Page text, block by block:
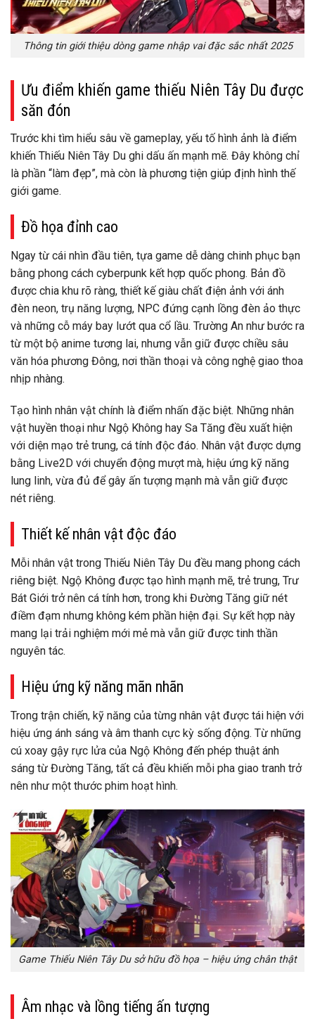
Thông tin giới thiệu dòng game nhập vai đặc sắc nhất 2025
Ưu điểm khiến game thiếu Niên Tây Du được
săn đón
Trước khi tìm hiểu sâu về gameplay, yếu tố hình ảnh là điểm
khiến Thiếu Niên Tây Du ghi dấu ấn mạnh mẽ. Đây không chỉ
là phần “làm đẹp”, mà còn là phương tiện giúp định hình thế
giới game.
Đồ họa đỉnh cao
Ngay từ cái nhìn đầu tiên, tựa game dễ dàng chinh phục bạn
bằng phong cách cyberpunk kết hợp quốc phong. Bản đồ
được chia khu rõ ràng, thiết kế giàu chất điện ảnh với ánh
đèn neon, trụ năng lượng, NPC đứng cạnh lồng đèn ảo thực
và những cỗ máy bay lướt qua cổ lầu. Trường An như bước ra
từ một bộ anime tương lai, nhưng vẫn giữ được chiều sâu
văn hóa phương Đông, nơi thần thoại và công nghệ giao thoa
nhịp nhàng.
Tạo hình nhân vật chính là điểm nhấn đặc biệt. Những nhân
vật huyền thoại như Ngộ Không hay Sa Tăng đều xuất hiện
với diện mạo trẻ trung, cá tính độc đáo. Nhân vật được dựng
bằng Live2D với chuyển động mượt mà, hiệu ứng kỹ năng
lung linh, vừa đủ để gây ấn tượng mạnh mà vẫn giữ được
nét riêng.
Thiết kế nhân vật độc đáo
Mỗi nhân vật trong Thiếu Niên Tây Du đều mang phong cách
riêng biệt. Ngộ Không được tạo hình mạnh mẽ, trẻ trung, Trư
Bát Giới trở nên cá tính hơn, trong khi Đường Tăng giữ nét
điềm đạm nhưng không kém phần hiện đại. Sự kết hợp này
mang lại trải nghiệm mới mẻ mà vẫn giữ được tinh thần
nguyên tác.
Hiệu ứng kỹ năng mãn nhãn
Trong trận chiến, kỹ năng của từng nhân vật được tái hiện với
hiệu ứng ánh sáng và âm thanh cực kỳ sống động. Từ những
cú xoay gậy rực lửa của Ngộ Không đến phép thuật ánh
sáng từ Đường Tăng, tất cả đều khiến mỗi pha giao tranh trở
nên như một thước phim hoạt hình.
Game Thiếu Niên Tây Du sở hữu đồ họa – hiệu ứng chân thật
Âm nhạc và lồng tiếng ấn tượng